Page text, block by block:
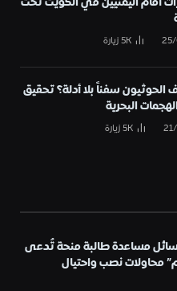
5Kزيارة
سفناً بلا أدلة؟ تحقيق
البحرية
5Kزيارة
مساعدة طالبة منحة تُدعى
محاولات نصب واحتيال